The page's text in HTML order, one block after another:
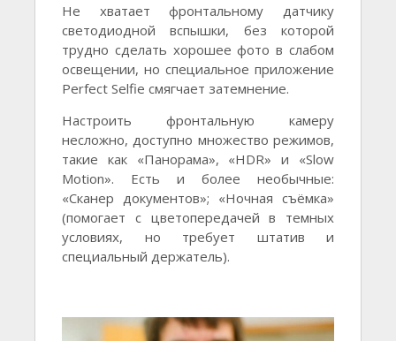
Не хватает фронтальному датчику
светодиодной вспышки, без которой
трудно сделать хорошее фото в слабом
освещении, но специальное приложение
Perfect Selfie смягчает затемнение.
Настроить фронтальную камеру
несложно, доступно множество режимов,
такие как «Панорама», «HDR» и «Slow
Motion». Есть и более необычные:
«Сканер документов»; «Ночная съёмка»
(помогает с цветопередачей в темных
условиях, но требует штатив и
специальный держатель).